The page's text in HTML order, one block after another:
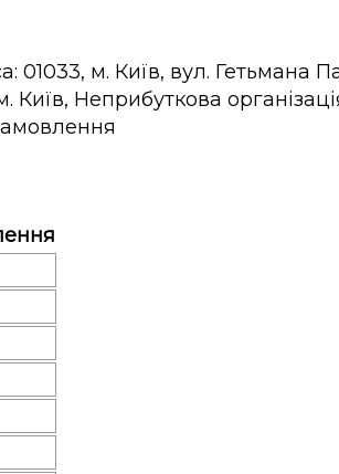
01033, м. Київ, вул.
Київ, Неприбуткова